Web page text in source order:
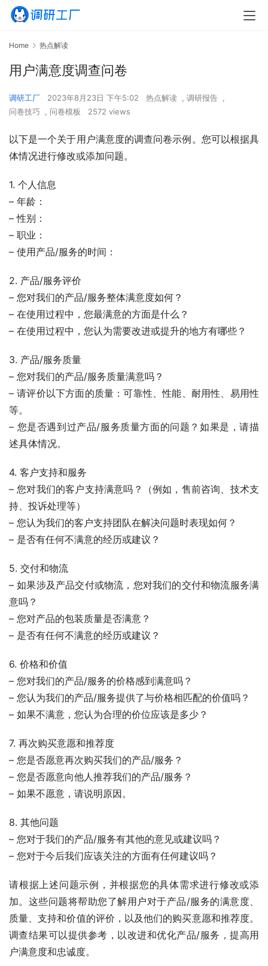
Home 热点解读
用户满意度调查问卷
调研工厂 2023年8月23日 下午5:02 热点解读 , 调研报告 ,
问卷技巧 , 问卷模板 2572 views
以下是一个关于用户满意度的调查问卷示例。您可以根据具
体情况进行修改或添加问题。
1. 个人信息
– 年龄：
– 性别：
– 职业：
– 使用产品/服务的时间：
2. 产品/服务评价
– 您对我们的产品/服务整体满意度如何？
– 在使用过程中，您最满意的方面是什么？
– 在使用过程中，您认为需要改进或提升的地方有哪些？
3. 产品/服务质量
– 您对我们的产品/服务质量满意吗？
– 请评价以下方面的质量：可靠性、性能、耐用性、易用性
等。
– 您是否遇到过产品/服务质量方面的问题？如果是，请描
述具体情况。
4. 客户支持和服务
– 您对我们的客户支持满意吗？（例如，售前咨询、技术支
持、投诉处理等）
– 您认为我们的客户支持团队在解决问题时表现如何？
– 是否有任何不满意的经历或建议？
5. 交付和物流
– 如果涉及产品交付或物流，您对我们的交付和物流服务满
意吗？
– 您对产品的包装质量是否满意？
– 是否有任何不满意的经历或建议？
6. 价格和价值
– 您对我们的产品/服务的价格感到满意吗？
– 您认为我们的产品/服务提供了与价格相匹配的价值吗？
– 如果不满意，您认为合理的价位应该是多少？
7. 再次购买意愿和推荐度
– 您是否愿意再次购买我们的产品/服务？
– 您是否愿意向他人推荐我们的产品/服务？
– 如果不愿意，请说明原因。
8. 其他问题
– 您对于我们的产品/服务有其他的意见或建议吗？
– 您对于今后我们应该关注的方面有任何建议吗？
请根据上述问题示例，并根据您的具体需求进行修改或添
加。这些问题将帮助您了解用户对于产品/服务的满意度、
质量、支持和价值的评价，以及他们的购买意愿和推荐度。
调查结果可以提供参考，以改进和优化产品/服务，提高用
户满意度和忠诚度。